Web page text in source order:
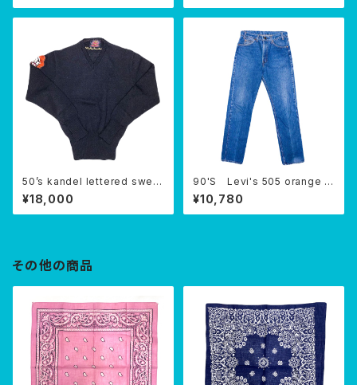
50’s kandel lettered sweat
er
¥18,000
90'S Levi's 505 orange ta
b USA
¥10,780
その他の商品